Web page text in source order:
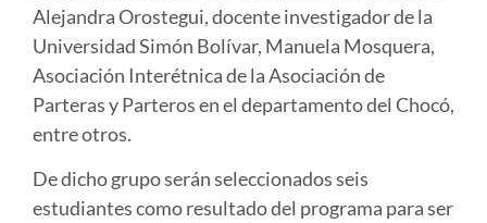
Alejandra Orostegui, docente investigador de la
Universidad Simón Bolívar, Manuela Mosquera,
Asociación Interétnica de la Asociación de
Parteras y Parteros en el departamento del Chocó,
entre otros.
De dicho grupo serán seleccionados seis
estudiantes como resultado del programa para ser